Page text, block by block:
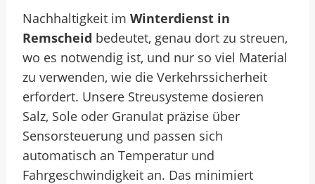
Nachhaltigkeit im Winterdienst in
Remscheid bedeutet, genau dort zu streuen,
wo es notwendig ist, und nur so viel Material
zu verwenden, wie die Verkehrssicherheit
erfordert. Unsere Streusysteme dosieren
Salz, Sole oder Granulat präzise über
Sensorsteuerung und passen sich
automatisch an Temperatur und
Fahrgeschwindigkeit an. Das minimiert